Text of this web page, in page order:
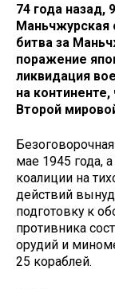
74 года назад,
Маньчжурская
битва за
поражение
ликвидация
на
Второй
мае 1945 года,
коалиции на
действий
подготовку к
противника
орудий и
25 кораблей.